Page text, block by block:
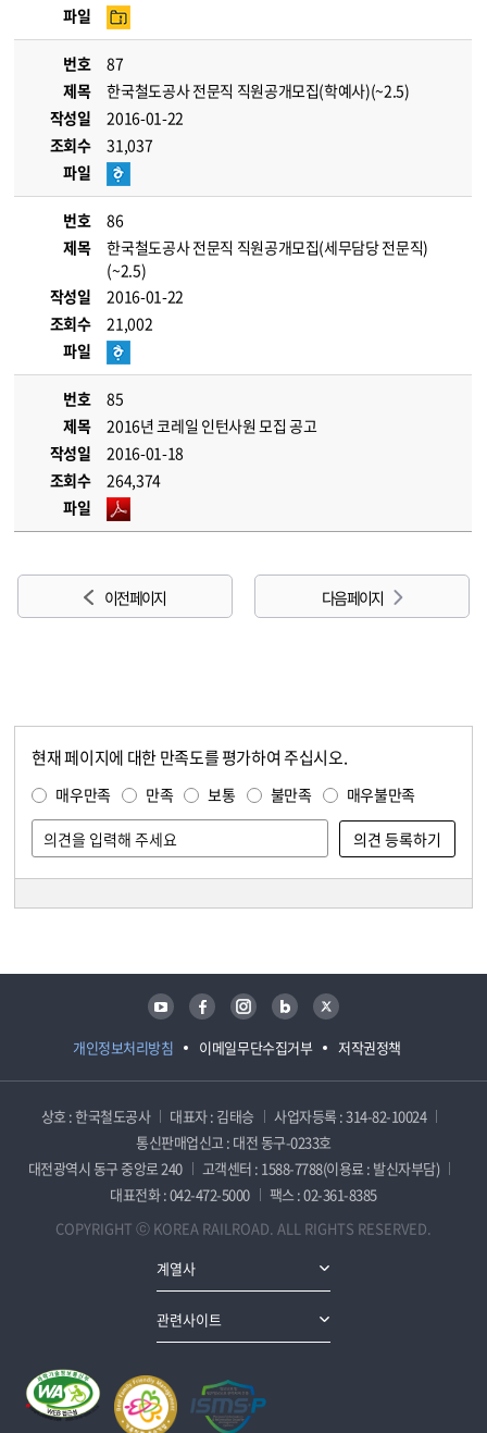
파일
번호
87
제목
한국철도공사 전문직 직원공개모집(학예사)(~2.5)
작성일
2016-01-22
조회수
31,037
파일
번호
86
제목
한국철도공사 전문직 직원공개모집(세무담당 전문직)
(~2.5)
작성일
2016-01-22
조회수
21,002
파일
번호
85
제목
2016년 코레일 인턴사원 모집 공고
작성일
2016-01-18
조회수
264,374
파일
이전 페이지 다음 페이지
현재 페이지에 대한 만족도를 평가하여 주십시오.
매우만족 만족 보통 불만족 매우불만족
개인정보처리방침 이메일무단수집거부 저작권정책
유튜브 페이스북 인스타그램 블로그 트위터
상호 : 한국철도공사 대표자 : 김태승
사업자등록 : 314-82-10024
통신판매업신고 : 대전 동구-0233호
대전광역시 동구 중앙로 240
고객센터 : 1588-7788(이용료 : 발신자부담)
대표전화 : 042-472-5000
팩스 : 02-361-8385
COPYRIGHT ⓒ KOREA RAILROAD. ALL RIGHTS RESERVED.
계열사
관련사이트